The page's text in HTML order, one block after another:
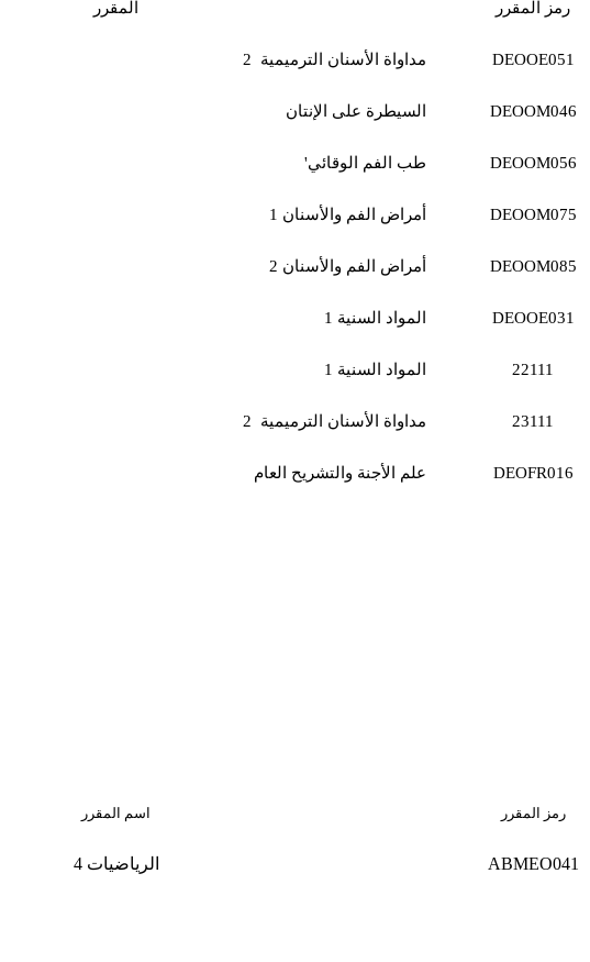
رمز المقرر المقرر
DEOOE051 مداواة الأسنان الترميمية 2
DEOOM046 السيطرة على الإنتان
DEOOM056 'طب الفم الوقائي
DEOOM075 أمراض الفم والأسنان 1
DEOOM085 أمراض الفم والأسنان 2
DEOOE031 المواد السنية 1
22111 المواد السنية 1
23111 مداواة الأسنان الترميمية 2
DEOFR016 علم الأجنة والتشريح العام
رمز المقرر اسم المقرر
ABMEO041 الرياضيات 4